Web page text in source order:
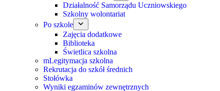
Działalność Samorządu Uczniowskiego
Szkolny wolontariat
Po szkole
Zajęcia dodatkowe
Biblioteka
Świetlica szkolna
mLegitymacja szkolna
Rekrutacja do szkół średnich
Stołówka
Wyniki egzaminów zewnętrznych